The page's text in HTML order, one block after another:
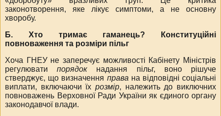
законотворення, яке лікує симптоми, а не основну
хворобу.
Б. Хто тримає гаманець? Конституційні
повноваження та розміри пільг
Хоча ГНЕУ не заперечує можливості Кабінету Міністрів
регулюватипорядок надання пільг, воно рішуче
стверджує, що визначення права на відповідні соціальні
виплати, включаючи їх розмір, належить до виключних
повноважень Верховної Ради України як єдиного органу
законодавчої влади.